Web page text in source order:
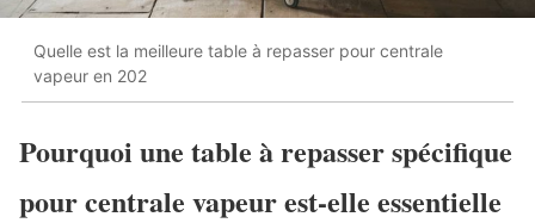
Quelle est la meilleure table à repasser pour centrale
vapeur en 202
Pourquoi une table à repasser spécifique
pour centrale vapeur est-elle essentielle